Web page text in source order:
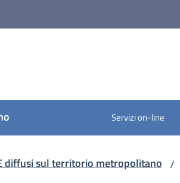
Servizi on-line
diffusi sul territorio metropolitano /